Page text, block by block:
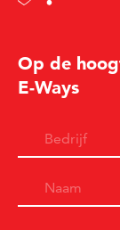
Op de
E-Ways